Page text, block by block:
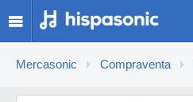
Mercasonic Compraventa